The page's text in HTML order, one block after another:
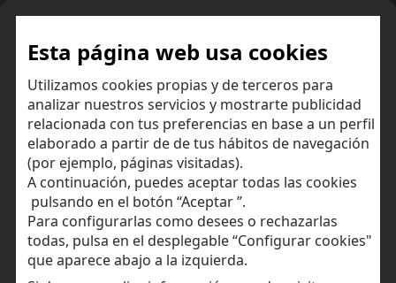
Esta página web usa cookies
Utilizamos cookies propias y de terceros para
analizar nuestros servicios y mostrarte publicidad
relacionada con tus preferencias en base a un perfil
elaborado a partir de de tus hábitos de navegación
(por ejemplo, páginas visitadas).
A continuación, puedes aceptar todas las cookies
pulsando en el botón “Aceptar ”.
Para configurarlas como desees o rechazarlas
todas, pulsa en el desplegable “Configurar cookies"
que aparece abajo a la izquierda.
Quiero hacerme cliente con una Cuenta
de Bolsa a Crédito
COMENZAMOS CON TUS DATOS BÁSICOS
Para abrir tu cuenta con más de un
titular, si no eres residente fiscal
español o no tienes DNI, continúaAQUÍ
Tu nombre